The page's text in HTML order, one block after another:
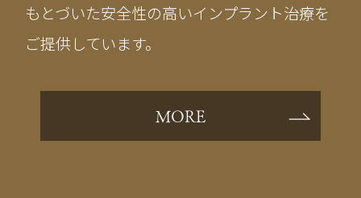
もとづいた安全性の高いインプラント治療を
ご提供しています。
MORE